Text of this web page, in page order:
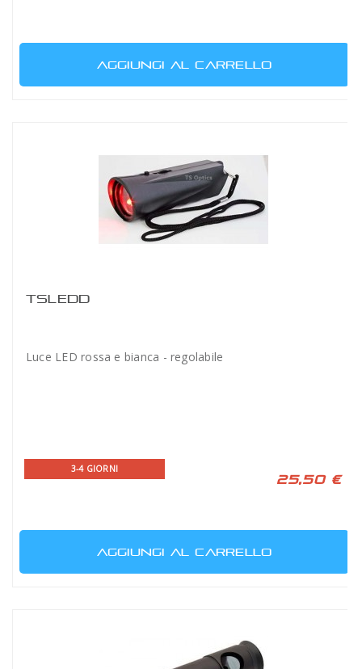
AGGIUNGI AL CARRELLO
TSLEDD
Luce LED rossa e bianca - regolabile
3-4 GIORNI
25,50 €
AGGIUNGI AL CARRELLO